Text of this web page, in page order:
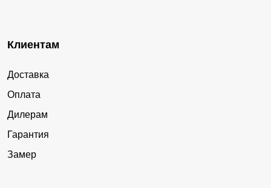
Клиентам
Доставка
Оплата
Дилерам
Гарантия
Замер